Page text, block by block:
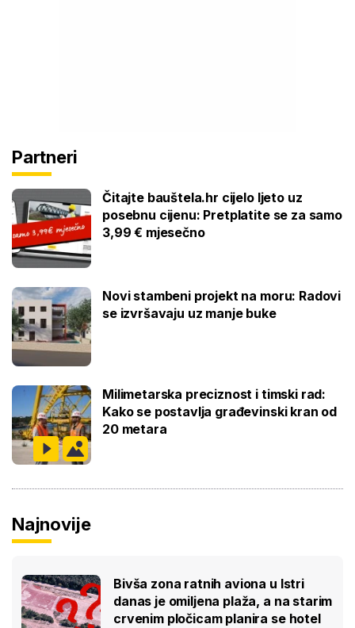
Partneri
Čitajte bauštela.hr cijelo ljeto uz
posebnu cijenu: Pretplatite se za samo
3,99 € mjesečno
Novi stambeni projekt na moru: Radovi
se izvršavaju uz manje buke
Milimetarska preciznost i timski rad:
Kako se postavlja građevinski kran od
20 metara
Najnovije
Bivša zona ratnih aviona u Istri
danas je omiljena plaža, a na starim
crvenim pločicam planira se hotel